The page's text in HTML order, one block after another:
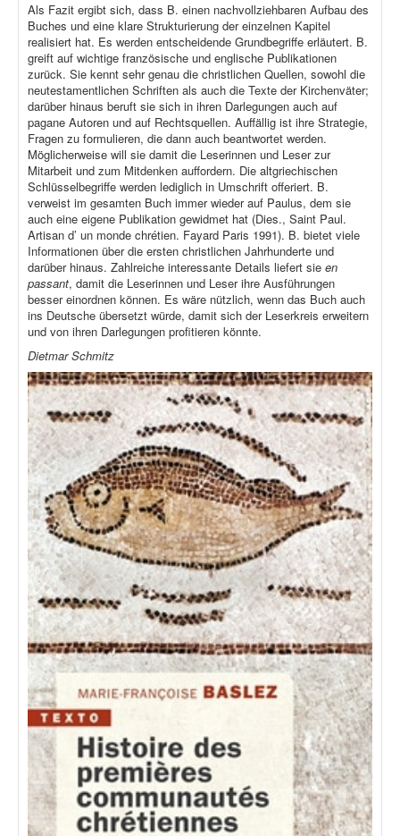
Als Fazit ergibt sich, dass B. einen nachvollziehbaren Aufbau des
Buches und eine klare Strukturierung der einzelnen Kapitel
realisiert hat. Es werden entscheidende Grundbegriffe erläutert. B.
greift auf wichtige französische und englische Publikationen
zurück. Sie kennt sehr genau die christlichen Quellen, sowohl die
neutestamentlichen Schriften als auch die Texte der Kirchenväter;
darüber hinaus beruft sie sich in ihren Darlegungen auch auf
pagane Autoren und auf Rechtsquellen. Auffällig ist ihre Strategie,
Fragen zu formulieren, die dann auch beantwortet werden.
Möglicherweise will sie damit die Leserinnen und Leser zur
Mitarbeit und zum Mitdenken auffordern. Die altgriechischen
Schlüsselbegriffe werden lediglich in Umschrift offeriert. B.
verweist im gesamten Buch immer wieder auf Paulus, dem sie
auch eine eigene Publikation gewidmet hat (Dies., Saint Paul.
Artisan d’ un monde chrétien. Fayard Paris 1991). B. bietet viele
Informationen über die ersten christlichen Jahrhunderte und
darüber hinaus. Zahlreiche interessante Details liefert sie en
passant, damit die Leserinnen und Leser ihre Ausführungen
besser einordnen können. Es wäre nützlich, wenn das Buch auch
ins Deutsche übersetzt würde, damit sich der Leserkreis erweitern
und von ihren Darlegungen profitieren könnte.
Dietmar Schmitz